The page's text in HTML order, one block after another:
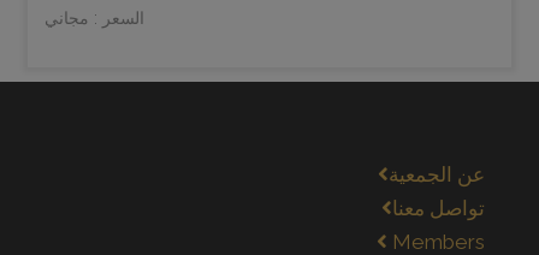
السعر : مجاني
عن الجمعية
تواصل معنا
Members